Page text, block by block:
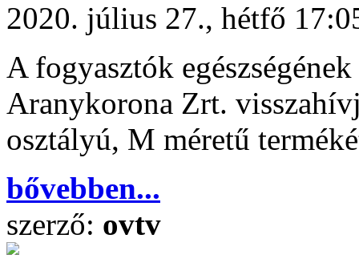
2020. július 27., hétfő
A fogyasztók
Aranykorona Zrt.
osztályú, M méretű
bővebben...
szerző: ovtv